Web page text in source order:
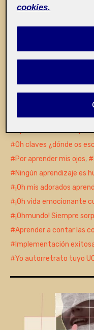
(…)
sitúa en la
Oportunidades de
Oh claves ¿dónde os
Por aprender mis ojos,
Ningún aprendizaje es
¡Oh mis adorados
¡Oh vida emocionante
¡Ohmundo! Siempre
Aprender a contar las
Implementación
Yo autorretrato tuyo
cookies.